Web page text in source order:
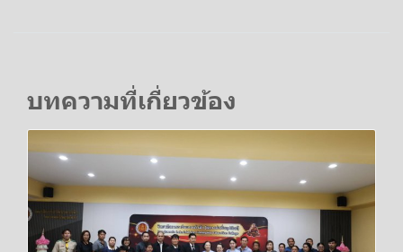
บทความที่เกี่ยวข้อง